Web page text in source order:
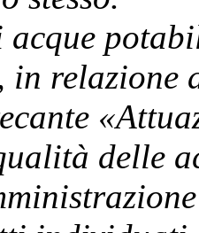
acque
in relazione
delle